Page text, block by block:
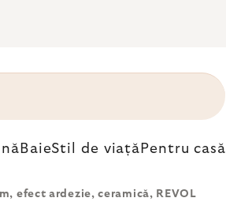
BaieStil de viață Pentru casă
efect ardezie, ceramică, REVOL